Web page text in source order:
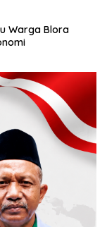
Warga Blora